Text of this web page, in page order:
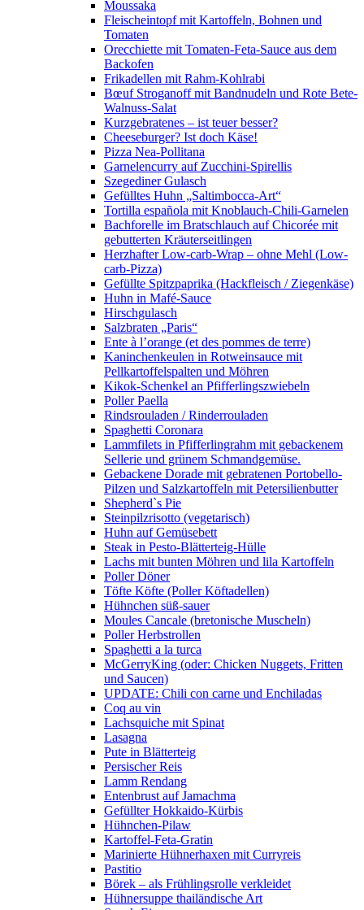
Moussaka
Fleischeintopf mit Kartoffeln, Bohnen und
Tomaten
Orecchiette mit Tomaten-Feta-Sauce aus dem
Backofen
Frikadellen mit Rahm-Kohlrabi
Bœuf Stroganoff mit Bandnudeln und Rote Bete-
Walnuss-Salat
Kurzgebratenes – ist teuer besser?
Cheeseburger? Ist doch Käse!
Pizza Nea-Pollitana
Garnelencurry auf Zucchini-Spirellis
Szegediner Gulasch
Gefülltes Huhn „Saltimbocca-Art“
Tortilla española mit Knoblauch-Chili-Garnelen
Bachforelle im Bratschlauch auf Chicorée mit
gebutterten Kräuterseitlingen
Herzhafter Low-carb-Wrap – ohne Mehl (Low-
carb-Pizza)
Gefüllte Spitzpaprika (Hackfleisch / Ziegenkäse)
Huhn in Mafé-Sauce
Hirschgulasch
Salzbraten „Paris“
Ente à l’orange (et des pommes de terre)
Kaninchenkeulen in Rotweinsauce mit
Pellkartoffelspalten und Möhren
Kikok-Schenkel an Pfifferlingszwiebeln
Poller Paella
Rindsrouladen / Rinderrouladen
Spaghetti Coronara
Lammfilets in Pfifferlingrahm mit gebackenem
Sellerie und grünem Schmandgemüse.
Gebackene Dorade mit gebratenen Portobello-
Pilzen und Salzkartoffeln mit Petersilienbutter
Shepherd`s Pie
Steinpilzrisotto (vegetarisch)
Huhn auf Gemüsebett
Steak in Pesto-Blätterteig-Hülle
Lachs mit bunten Möhren und lila Kartoffeln
Poller Döner
Töfte Köfte (Poller Köftadellen)
Hühnchen süß-sauer
Moules Cancale (bretonische Muscheln)
Poller Herbstrollen
Spaghetti a la turca
McGerryKing (oder: Chicken Nuggets, Fritten
und Saucen)
UPDATE: Chili con carne und Enchiladas
Coq au vin
Lachsquiche mit Spinat
Lasagna
Pute in Blätterteig
Persischer Reis
Lamm Rendang
Entenbrust auf Jamachma
Gefüllter Hokkaido-Kürbis
Hühnchen-Pilaw
Kartoffel-Feta-Gratin
Marinierte Hühnerhaxen mit Curryreis
Pastitio
Börek – als Frühlingsrolle verkleidet
Hühnersuppe thailändische Art